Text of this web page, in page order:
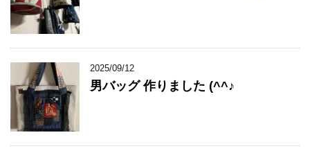
2025/09/12
男バッグ 作りました (^^♪